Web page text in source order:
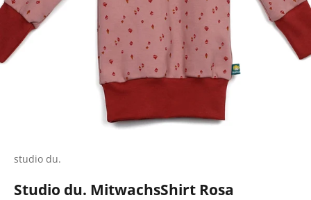
studio du.
Studio du. MitwachsShirt Rosa